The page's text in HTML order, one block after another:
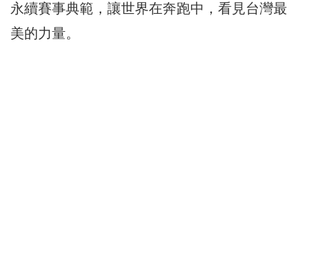
永續賽事典範，讓世界在奔跑中，看見台灣最
美的力量。